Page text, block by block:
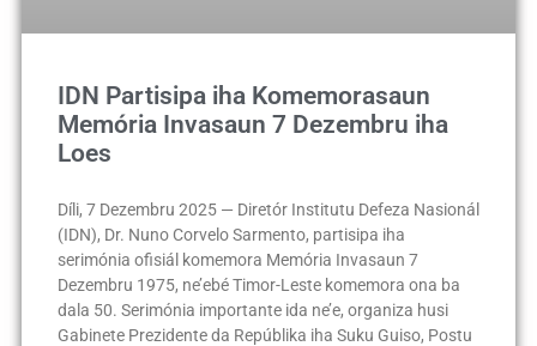
IDN Partisipa iha Komemorasaun
Memória Invasaun 7 Dezembru iha
Loes
Díli, 7 Dezembru 2025 — Diretór Institutu Defeza Nasionál
(IDN), Dr. Nuno Corvelo Sarmento, partisipa iha
serimónia ofisiál komemora Memória Invasaun 7
Dezembru 1975, ne’ebé Timor-Leste komemora ona ba
dala 50. Serimónia importante ida ne’e, organiza husi
Gabinete Prezidente da Repúblika iha Suku Guiso, Postu